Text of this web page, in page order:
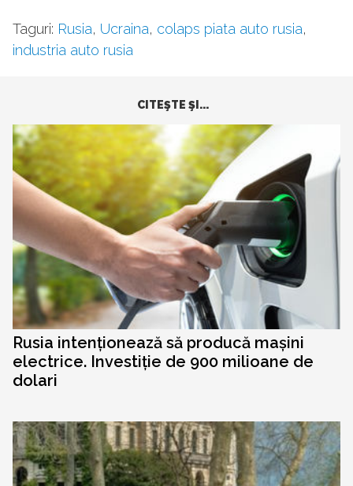
Taguri: Rusia, Ucraina, colaps piata auto rusia,
industria auto rusia
CITEŞTE ŞI...
Rusia intenționează să producă mașini
electrice. Investiție de 900 milioane de
dolari